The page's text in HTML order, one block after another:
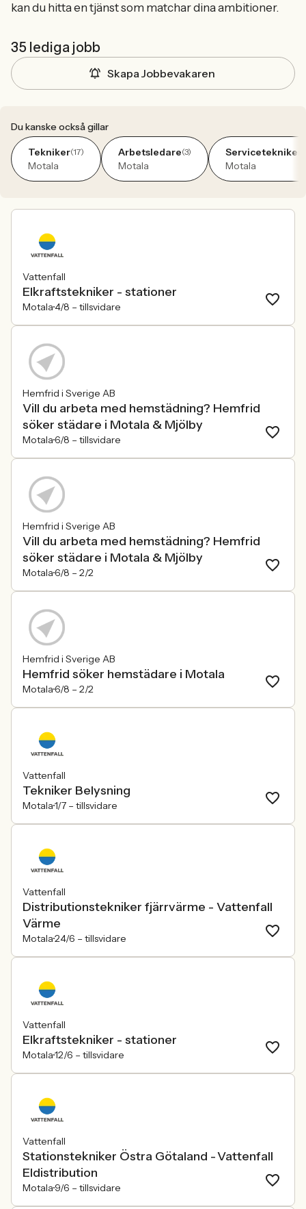
kan du hitta en tjänst som matchar dina ambitioner.
35 lediga jobb
Skapa Jobbevakaren
Du kanske också gillar
Tekniker(17)
Motala
Arbetsledare(3)
Motala
Servicetekniker
Motala
Vattenfall
Elkraftstekniker - stationer
Motala4/8 – tillsvidare
Hemfrid i Sverige AB
Vill du arbeta med hemstädning? Hemfrid
söker städare i Motala & Mjölby
Motala6/8 – tillsvidare
Hemfrid i Sverige AB
Vill du arbeta med hemstädning? Hemfrid
söker städare i Motala & Mjölby
Motala6/8 – 2/2
Hemfrid i Sverige AB
Hemfrid söker hemstädare i Motala
Motala6/8 – 2/2
Vattenfall
Tekniker Belysning
Motala1/7 – tillsvidare
Vattenfall
Distributionstekniker fjärrvärme - Vattenfall
Värme
Motala24/6 – tillsvidare
Vattenfall
Elkraftstekniker - stationer
Motala12/6 – tillsvidare
Vattenfall
Stationstekniker Östra Götaland - Vattenfall
Eldistribution
Motala 9/6 – tillsvidare